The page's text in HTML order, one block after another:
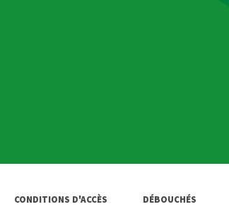
CONDITIONS D'ACCÈS DÉBOUCHÉS